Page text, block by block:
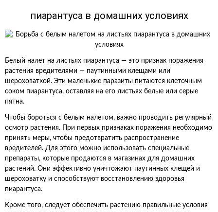
пиарантуса в домашних условиях
Белый налет на листьях пиарантуса — это признак поражения
растения вредителями — паутинными клещами или
шероховаткой. Эти маленькие паразиты питаются клеточным
соком пиарантуса, оставляя на его листьях белые или серые
пятна.
Чтобы бороться с белым налетом, важно проводить регулярный
осмотр растения. При первых признаках поражения необходимо
принять меры, чтобы предотвратить распространение
вредителей. Для этого можно использовать специальные
препараты, которые продаются в магазинах для домашних
растений. Они эффективно уничтожают паутинных клещей и
шероховатку и способствуют восстановлению здоровья
пиарантуса.
Кроме того, следует обеспечить растению правильные условия